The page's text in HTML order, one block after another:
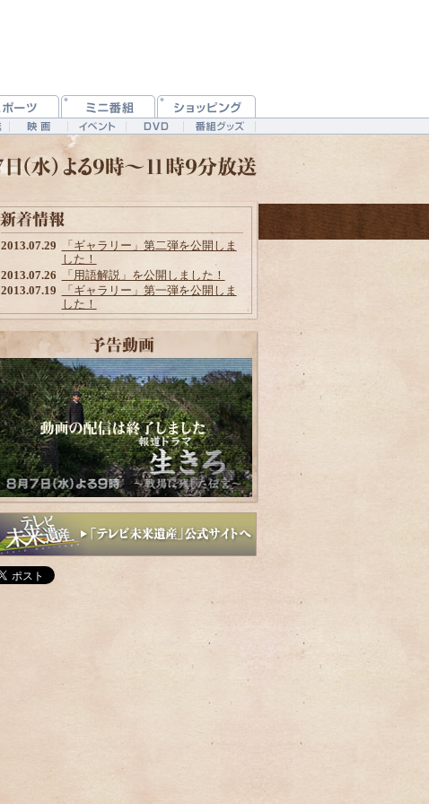
2013.07.29
「ギャラリー」第二弾を公開しま
した！
2013.07.26
「用語解説」を公開しました！
2013.07.19
「ギャラリー」第一弾を公開しま
した！
2013.07.12 公式サイトオープンしました！